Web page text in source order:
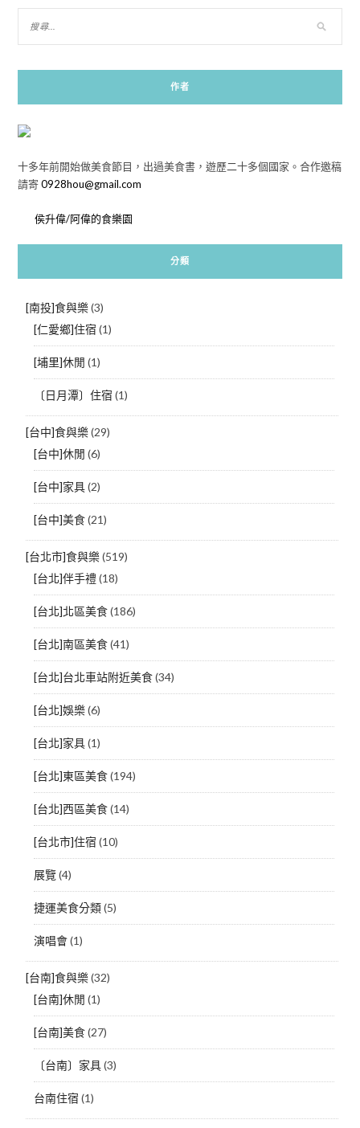
作者
十多年前開始做美食節目，出過美食書，遊歷二十多個國家。合作邀稿
請寄0928hou@gmail.com
侯升偉/阿偉的食樂園
分類
[南投]食與樂(3)
[仁愛鄉]住宿 (1)
[埔里]休閒 (1)
〔日月潭〕住宿 (1)
[台中]食與樂(29)
[台中]休閒 (6)
[台中]家具(2)
[台中]美食(21)
[台北市]食與樂(519)
[台北]伴手禮(18)
[台北]北區美食(186)
[台北]南區美食(41)
[台北]台北車站附近美食(34)
[台北]娛樂(6)
[台北]家具(1)
[台北]東區美食(194)
[台北]西區美食(14)
[台北市]住宿 (10)
展覽(4)
捷運美食分類(5)
演唱會(1)
[台南]食與樂(32)
[台南]休閒 (1)
[台南]美食(27)
〔台南〕家具(3)
台南住宿 (1)